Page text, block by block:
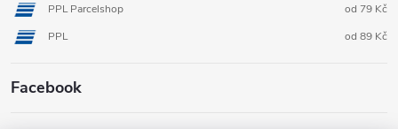
PPL Parcelshop
od 79 Kč
PPL
od 89 Kč
Facebook